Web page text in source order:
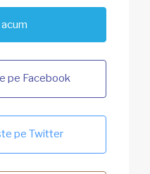
pe Facebook
pe Twitter